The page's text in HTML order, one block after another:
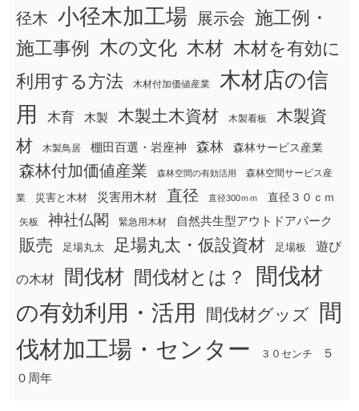
径木 小径木加工場 展示会 施工例・
施工事例
木の文化 木材 木材を有効に
利用する方法
木材付加価値産業
木材店の信
用
木育 木製 木製土木資材 木製看板
木製資
材
木製鳥居 棚田百選・岩座神 森林 森林サービス産業
森林付加価値産業 森林空間の有効活用 森林空間サービス産
業 災害と木材 災害用木材 直径 直径300ｍｍ 直径３０ｃｍ
矢板 神社仏閣 緊急用木材 自然共生型アウトドアパーク
販売 足場丸太 足場丸太・仮設資材 足場板 遊び
の木材 間伐材 間伐材とは？
間伐材
の有効利用・活用
間伐材グッズ
間
伐材加工場・センター
３０センチ
５
０周年